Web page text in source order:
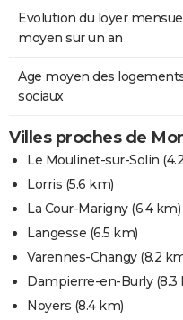
Evolution du loyer
moyen sur un an
Age moyen des
sociaux
Villes proches de
Le Moulinet-sur-Solin
Lorris (5.6 km)
La Cour-Marigny(6.4 km)
Langesse (6.5 km)
Varennes-Changy(8.2
Dampierre-en-Burly(8.3
Noyers (8.4 km)